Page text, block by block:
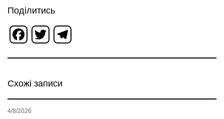
Поділитись
Facebook
Twitter
Схожі записи
4/8/2026